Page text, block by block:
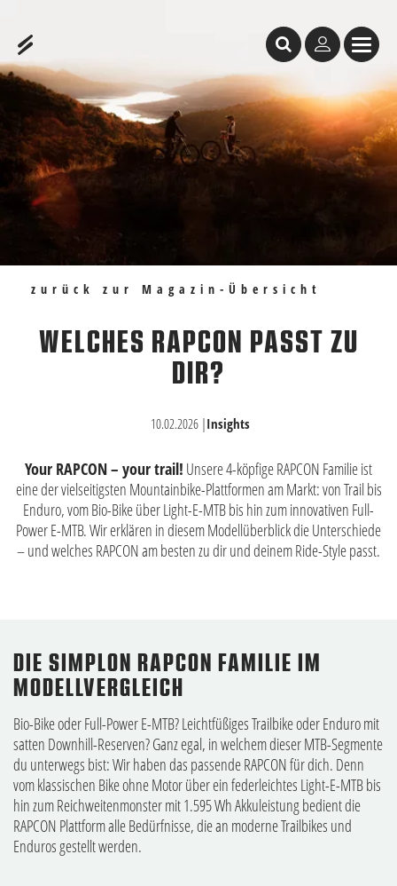
zurück zur Magazin-Übersicht
WELCHES RAPCON PASST ZU
DIR?
10.02.2026 |Insights
Your RAPCON – your trail! Unsere 4-köpfige RAPCON Familie ist
eine der vielseitigsten Mountainbike-Plattformen am Markt: von Trail bis
Enduro, vom Bio-Bike über Light-E-MTB bis hin zum innovativen Full-
Power E-MTB. Wir erklären in diesem Modellüberblick die Unterschiede
– und welches RAPCON am besten zu dir und deinem Ride-Style passt.
DIE SIMPLON RAPCON FAMILIE IM
MODELLVERGLEICH
Bio-Bike oder Full-Power E-MTB? Leichtfüßiges Trailbike oder Enduro mit
satten Downhill-Reserven? Ganz egal, in welchem dieser MTB-Segmente
du unterwegs bist: Wir haben das passende RAPCON für dich. Denn
vom klassischen Bike ohne Motor über ein federleichtes Light-E-MTB bis
hin zum Reichweitenmonster mit 1.595 Wh Akkuleistung bedient die
RAPCON Plattform alle Bedürfnisse, die an moderne Trailbikes und
Enduros gestellt werden.